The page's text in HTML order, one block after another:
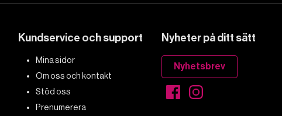
Kundservice och support
Mina sidor
Om oss och kontakt
Stöd oss
Prenumerera
Nyheter på ditt sätt
Nyhetsbrev